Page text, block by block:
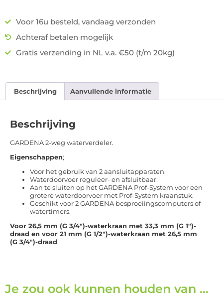
Voor 16u besteld, vandaag verzonden
Achteraf betalen mogelijk
Gratis verzending in NL v.a. €50 (t/m 20kg)
Beschrijving Aanvullende informatie
Beschrijving
GARDENA 2-weg waterverdeler.
Eigenschappen;
Voor het gebruik van 2 aansluitapparaten.
Waterdoorvoer reguleer- en afsluitbaar.
Aan te sluiten op het GARDENA Prof-System voor een
grotere waterdoorvoer met Prof-System kraanstuk.
Geschikt voor 2 GARDENA besproeiingscomputers of
watertimers.
Voor 26,5 mm (G 3/4″)-waterkraan met 33,3 mm (G 1″)-
draad en voor 21 mm (G 1/2″)-waterkraan met 26,5 mm
(G 3/4″)-draad
Je zou ook kunnen houden van …